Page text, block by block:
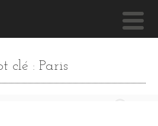
MASTERED 1 **** 03A
clé : Paris